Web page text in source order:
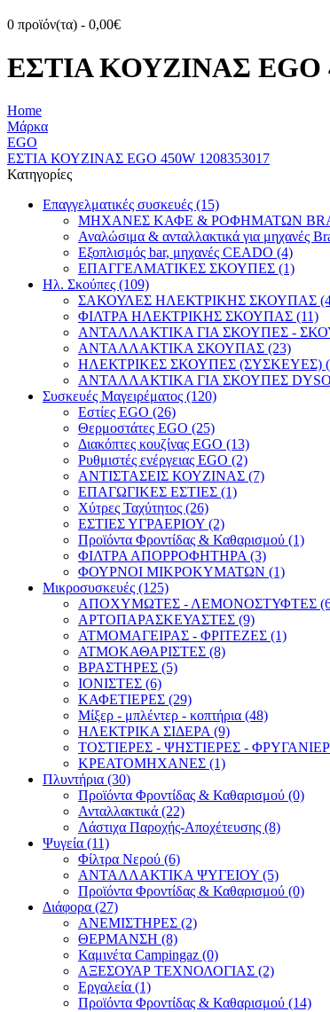
0 προϊόν(τα) - 0,00€
ΕΣΤΙΑ ΚΟΥΖΙΝΑΣ EGO
Home
Μάρκα
EGO
ΕΣΤΙΑ ΚΟΥΖΙΝΑΣ EGO 450W 1208353017
Κατηγορίες
Επαγγελματικές συσκευές (15)
ΜΗΧΑΝΕΣ ΚΑΦΕ & ΡΟΦΗΜΑΤΩΝ
Αναλώσιμα & ανταλλακτικά για μηχανές
Εξοπλισμός bar, μηχανές CEADO (4)
ΕΠΑΓΓΕΛΜΑΤΙΚΕΣ ΣΚΟΥΠΕΣ (1)
Ηλ. Σκούπες (109)
ΣΑΚΟΥΛΕΣ ΗΛΕΚΤΡΙΚΗΣ ΣΚΟΥΠΑΣ
ΦΙΛΤΡΑ ΗΛΕΚΤΡΙΚΗΣ ΣΚΟΥΠΑΣ (11)
ΑΝΤΑΛΛΑΚΤΙΚΑ ΓΙΑ ΣΚΟΥΠΕΣ -
ΑΝΤΑΛΛΑΚΤΙΚΑ ΣΚΟΥΠΑΣ (23)
ΗΛΕΚΤΡΙΚΕΣ ΣΚΟΥΠΕΣ (ΣΥΣΚΕΥΕΣ)
ΑΝΤΑΛΛΑΚΤΙΚΑ ΓΙΑ ΣΚΟΥΠΕΣ
Συσκευές Μαγειρέματος (120)
Εστίες EGO (26)
Θερμοστάτες EGO (25)
Διακόπτες κουζίνας EGO (13)
Ρυθμιστές ενέργειας EGO (2)
ΑΝΤΙΣΤΑΣΕΙΣ ΚΟΥΖΙΝΑΣ (7)
ΕΠΑΓΩΓΙΚΕΣ ΕΣΤΙΕΣ (1)
Χύτρες Ταχύτητος (26)
ΕΣΤΙΕΣ ΥΓΡΑΕΡΙΟΥ (2)
Προϊόντα Φροντίδας & Καθαρισμού (1)
ΦΙΛΤΡΑ ΑΠΟΡΡΟΦΗΤΗΡΑ (3)
ΦΟΥΡΝΟΙ ΜΙΚΡΟΚΥΜΑΤΩΝ (1)
Μικροσυσκευές (125)
ΑΠΟΧΥΜΩΤΕΣ - ΛΕΜΟΝΟΣΤΥΦΤΕΣ
ΑΡΤΟΠΑΡΑΣΚΕΥΑΣΤΕΣ (9)
ΑΤΜΟΜΑΓΕΙΡΑΣ - ΦΡΙΤΕΖΕΣ (1)
ΑΤΜΟΚΑΘΑΡΙΣΤΕΣ (8)
ΒΡΑΣΤΗΡΕΣ (5)
ΙΟΝΙΣΤΕΣ (6)
ΚΑΦΕΤΙΕΡΕΣ (29)
Μίξερ - μπλέντερ - κοπτήρια (48)
ΗΛΕΚΤΡΙΚΑ ΣΙΔΕΡΑ (9)
ΤΟΣΤΙΕΡΕΣ - ΨΗΣΤΙΕΡΕΣ -
ΚΡΕΑΤΟΜΗΧΑΝΕΣ (1)
Πλυντήρια (30)
Προϊόντα Φροντίδας & Καθαρισμού (0)
Ανταλλακτικά (22)
Λάστιχα Παροχής-Αποχέτευσης (8)
Ψυγεία (11)
Φίλτρα Νερού (6)
ΑΝΤΑΛΛΑΚΤΙΚΑ ΨΥΓΕΙΟΥ (5)
Προϊόντα Φροντίδας & Καθαρισμού (0)
Διάφορα (27)
ΑΝΕΜΙΣΤΗΡΕΣ (2)
ΘΕΡΜΑΝΣΗ (8)
Καμινέτα Campingaz (0)
ΑΞΕΣΟΥΑΡ ΤΕΧΝΟΛΟΓΙΑΣ (2)
Εργαλεία (1)
Προϊόντα Φροντίδας & Καθαρισμού (14)